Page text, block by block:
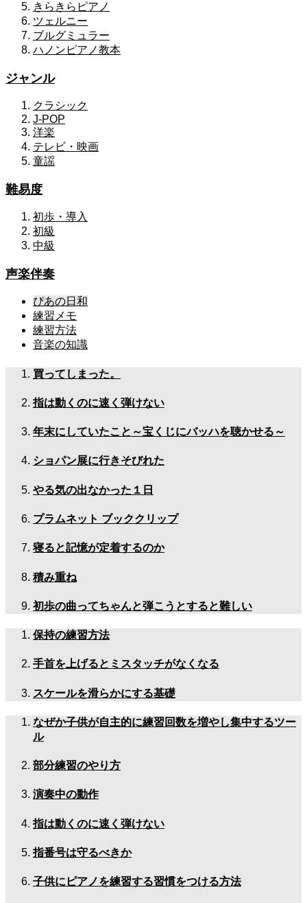
きらきらピアノ
ツェルニー
ブルグミュラー
ハノンピアノ教本
ジャンル
クラシック
J-POP
洋楽
テレビ・映画
童謡
難易度
初歩・導入
初級
中級
声楽伴奏
ぴあの日和
練習メモ
練習方法
音楽の知識
買ってしまった。
指は動くのに速く弾けない
年末にしていたこと～宝くじにバッハを聴かせる～
ショパン展に行きそびれた
やる気の出なかった１日
プラムネット ブッククリップ
寝ると記憶が定着するのか
積み重ね
初歩の曲ってちゃんと弾こうとすると難しい
保持の練習方法
手首を上げるとミスタッチがなくなる
スケールを滑らかにする基礎
なぜか子供が自主的に練習回数を増やし集中するツー
ル
部分練習のやり方
演奏中の動作
指は動くのに速く弾けない
指番号は守るべきか
子供にピアノを練習する習慣をつける方法